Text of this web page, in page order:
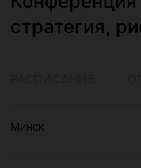
стратегия,
Минск